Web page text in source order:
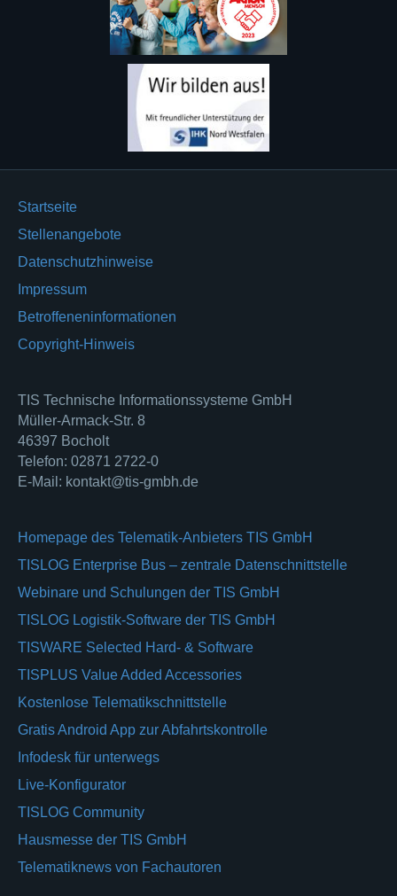
Startseite
Stellenangebote
Datenschutzhinweise
Impressum
Betroffeneninformationen
Copyright-Hinweis
TIS Technische Informationssysteme GmbH
Müller-Armack-Str. 8
46397 Bocholt
Telefon: 02871 2722-0
E-Mail: kontakt@tis-gmbh.de
Homepage des Telematik-Anbieters TIS GmbH
TISLOG Enterprise Bus – zentrale Datenschnittstelle
Webinare und Schulungen der TIS GmbH
TISLOG Logistik-Software der TIS GmbH
TISWARE Selected Hard- & Software
TISPLUS Value Added Accessories
Kostenlose Telematikschnittstelle
Gratis Android App zur Abfahrtskontrolle
Infodesk für unterwegs
Live-Konfigurator
TISLOG Community
Hausmesse der TIS GmbH
Telematiknews von Fachautoren